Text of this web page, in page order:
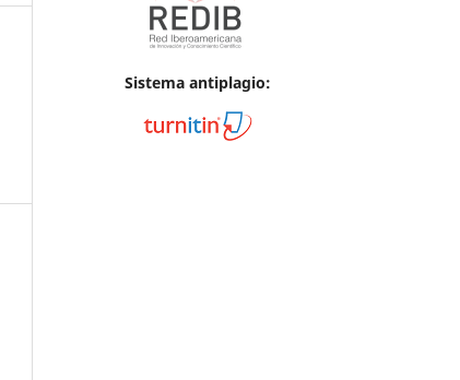
Sistema antiplagio: